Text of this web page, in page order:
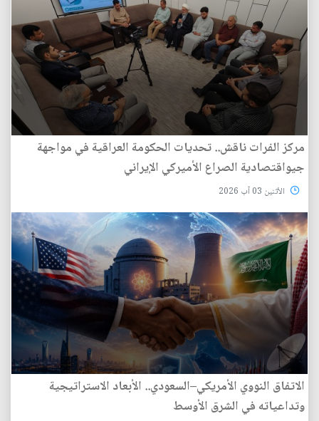
مركز الفرات ناقش.. تحديات الحكومة العراقية في مواجهة
جيواقتصادية الصراع الأميركي الإيراني
الأثنين 03 آب 2026
الاتفاق النووي الأمريكي–السعودي.. الأبعاد الاستراتيجية
وتداعياته في الشرق الأوسط